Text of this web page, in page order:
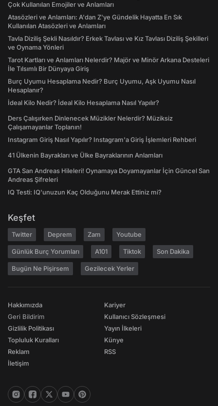
Çok Kullanılan Emojiler ve Anlamları
Atasözleri ve Anlamları: A'dan Z'ye Gündelik Hayatta En Sık
Kullanılan Atasözleri ve Anlamları
Tavla Diziliş Şekli Nasıldır? Erkek Tavlası ve Kız Tavlası Diziliş Şekilleri
ve Oynama Yönleri
Tarot Kartları ve Anlamları Nelerdir? Majör ve Minör Arkana Desteleri
İle Tılsımlı Bir Dünyaya Giriş
Burç Uyumu Hesaplama Nedir? Burç Uyumu, Aşk Uyumu Nasıl
Hesaplanır?
İdeal Kilo Nedir? İdeal Kilo Hesaplama Nasıl Yapılır?
Ders Çalışırken Dinlenecek Müzikler Nelerdir? Müziksiz
Çalışamayanlar Toplanın!
Instagram Giriş Nasıl Yapılır? Instagram'a Giriş İşlemleri Rehberi
41 Ülkenin Bayrakları ve Ülke Bayraklarının Anlamları
GTA San Andreas Hileleri! Oynamaya Doyamayanlar İçin Güncel San
Andreas Şifreleri
IQ Testi: IQ'unuzun Kaç Olduğunu Merak Ettiniz mi?
Keşfet
Twitter Deprem Zam Youtube
Günlük Burç Yorumları A101 Tiktok Son Dakika
Bugün Ne Pişirsem Gezilecek Yerler
Hakkımızda
Geri Bildirim
Gizlilik Politikası
Topluluk Kuralları
Reklam
İletişim
Kariyer
Kullanıcı Sözleşmesi
Yayın İlkeleri
Künye
RSS